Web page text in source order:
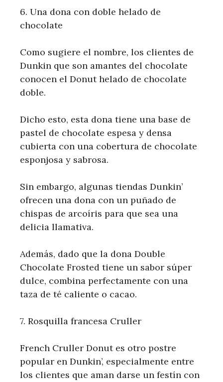
6. Una dona con doble helado de
chocolate
Como sugiere el nombre, los clientes de
Dunkin que son amantes del chocolate
conocen el Donut helado de chocolate
doble.
Dicho esto, esta dona tiene una base de
pastel de chocolate espesa y densa
cubierta con una cobertura de chocolate
esponjosa y sabrosa.
Sin embargo, algunas tiendas Dunkin’
ofrecen una dona con un puñado de
chispas de arcoíris para que sea una
delicia llamativa.
Además, dado que la dona Double
Chocolate Frosted tiene un sabor súper
dulce, combina perfectamente con una
taza de té caliente o cacao.
7. Rosquilla francesa Cruller
French Cruller Donut es otro postre
popular en Dunkin’, especialmente entre
los clientes que aman darse un festín con